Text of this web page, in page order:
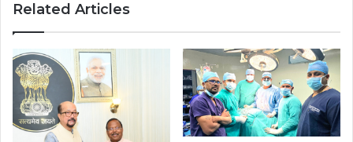
और
घर
से
अब
सुरक्षित
पक्के
Related Articles